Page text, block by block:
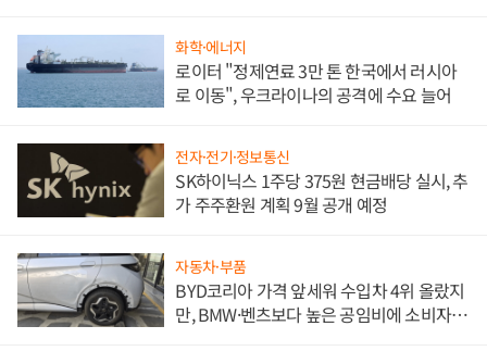
화학·에너지
로이터 "정제연료 3만 톤 한국에서 러시아
로 이동", 우크라이나의 공격에 수요 늘어
전자·전기·정보통신
SK하이닉스 1주당 375원 현금배당 실시, 추
가 주주환원 계획 9월 공개 예정
자동차·부품
BYD코리아 가격 앞세워 수입차 4위 올랐지
만, BMW·벤츠보다 높은 공임비에 소비자